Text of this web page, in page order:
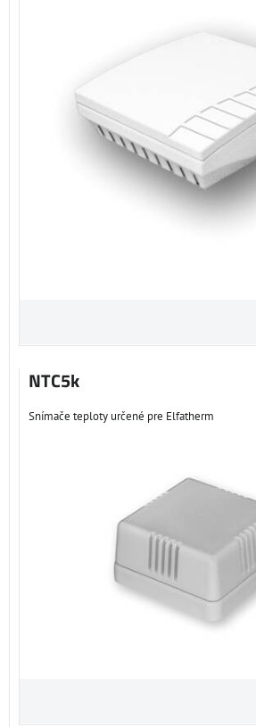
NTC5k
Snímače teploty určené pre Elfatherm